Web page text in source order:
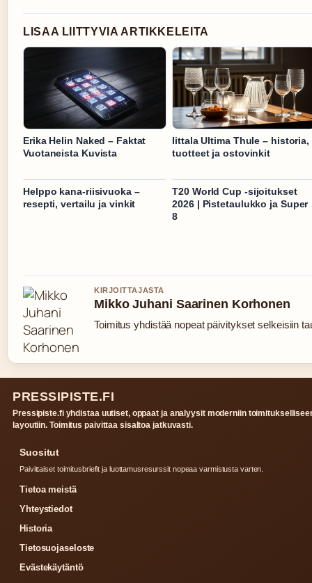
LISAA LIITTYVIA ARTIKKELEITA
Erika Helin Naked – Faktat
Vuotaneista Kuvista
Iittala Ultima Thule – historia,
tuotteet ja ostovinkit
Helppo kana-riisivuoka –
resepti, vertailu ja vinkit
T20 World Cup -sijoitukset
2026 | Pistetaulukko ja Super
8
KIRJOITTAJASTA
Mikko Juhani Saarinen Korhonen
Toimitus yhdistää nopeat päivitykset selkeisiin
PRESSIPISTE.FI
Pressipiste.fi yhdistaa uutiset, oppaat ja analyysit moderniin
layoutiin. Toimitus paivittaa sisaltoa jatkuvasti.
Suositut
Paivittaiset toimitusbriefit ja luottamusresurssit nopeaa varmistusta varten.
Tietoa meistä
Yhteystiedot
Historia
Tietosuojaseloste
Evästekäytäntö